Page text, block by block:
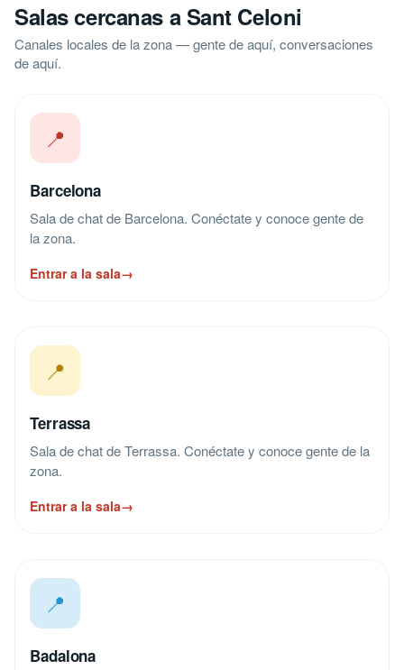
Salas cercanas a Sant Celoni
Canales locales de la zona — gente de aquí, conversaciones
de aquí.
📍
Barcelona
Sala de chat de Barcelona. Conéctate y conoce gente de
la zona.
Entrar a la sala→
📍
Terrassa
Sala de chat de Terrassa. Conéctate y conoce gente de la
zona.
Entrar a la sala→
📍
Badalona